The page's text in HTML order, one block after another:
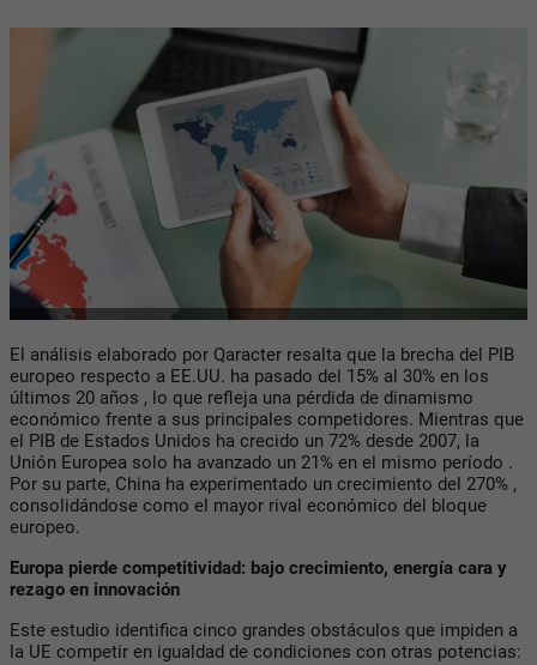
El análisis elaborado por Qaracter resalta que la brecha del PIB
europeo respecto a EE.UU. ha pasado del 15% al 30% en los
últimos 20 años , lo que refleja una pérdida de dinamismo
económico frente a sus principales competidores. Mientras que
el PIB de Estados Unidos ha crecido un 72% desde 2007, la
Unión Europea solo ha avanzado un 21% en el mismo período .
Por su parte, China ha experimentado un crecimiento del 270% ,
consolidándose como el mayor rival económico del bloque
europeo.
Europa pierde competitividad: bajo crecimiento, energía cara y
rezago en innovación
Este estudio identifica cinco grandes obstáculos que impiden a
la UE competir en igualdad de condiciones con otras potencias: